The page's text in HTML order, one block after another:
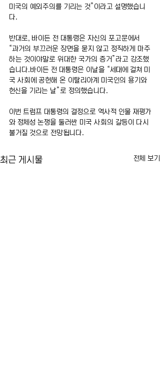
미국의 예외주의를 기리는 것”이라고 설명했습니
다.
반대로, 바이든 전 대통령은 자신의 포고문에서
“과거의 부끄러운 장면을 묻지 않고 정직하게 마주
하는 것이야말로 위대한 국가의 증거”라고 강조했
습니다.바이든 전 대통령은 이날을 “세대에 걸쳐 미
국 사회에 공헌해 온 이탈리아계 미국인의 용기와
헌신을 기리는 날”로 정의했습니다.
이번 트럼프 대통령의 결정으로 역사적 인물 재평가
와 정체성 논쟁을 둘러싼 미국 사회의 갈등이 다시
불거질 것으로 전망됩니다.
최근 게시물 전체 보기